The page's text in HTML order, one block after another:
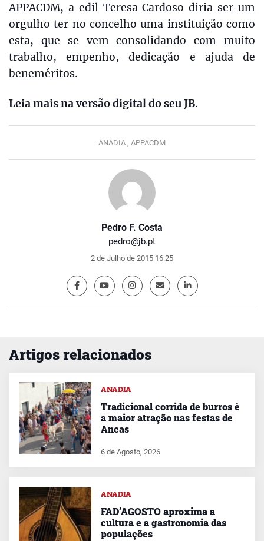
Pedro F. Costa
pedro@jb.pt
2 de Julho de 2015 16:25
APPACDM, a edil Teresa Cardoso diria ser um
orgulho ter no concelho uma instituição como
esta, que se vem consolidando com muito
trabalho, empenho, dedicação e ajuda de
beneméritos.
Leia mais na versão digital do seu JB.
ANADIA , APPACDM
Artigos relacionados
ANADIA
Tradicional corrida de burros é
a maior atração nas festas de
Ancas
6 de Agosto, 2026
ANADIA
FAD’AGOSTO aproxima a
cultura e a gastronomia das
populações